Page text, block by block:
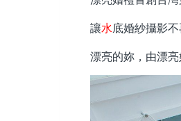
讓水底婚紗攝影不
漂亮的妳，由漂亮